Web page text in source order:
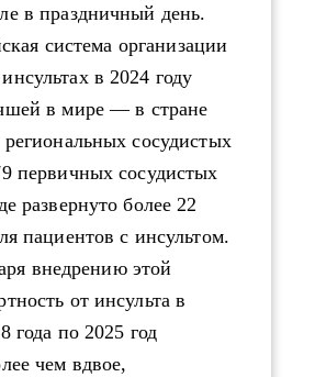
в праздничный день.
система организации
в 2024 году
в мире — в стране
региональных сосудистых
первичных сосудистых
развернуто более 22
пациентов с инсультом.
внедрению этой
от инсульта в
года по 2025 год
чем вдвое,